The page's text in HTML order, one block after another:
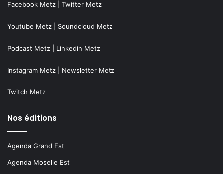
Facebook Metz Twitter Metz
Youtube Metz Soundcloud Metz
Podcast Metz Linkedin Metz
Instagram Metz Newsletter Metz
Twitch Metz
Nos éditions
Agenda Grand Est
Agenda Moselle Est